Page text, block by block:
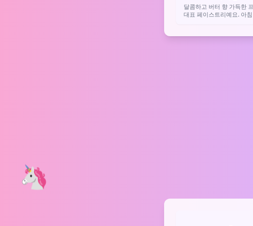
🦄
달콤하고 버터 향 가득한
대표 페이스트리예요. 아침